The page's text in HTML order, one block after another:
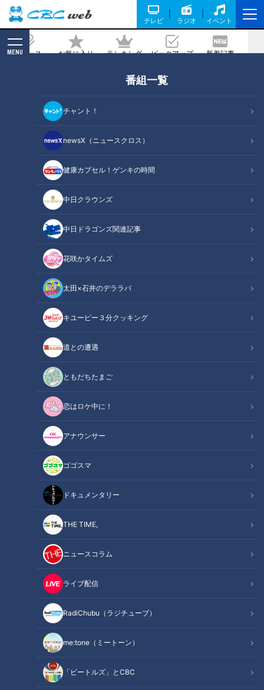
テレビ ラジオ イベント
ニュース お気に入り ランキング ピックアップ 新着記事
MENU
番組一覧
チャント！
newsX（ニュースクロス）
健康カプセル！ゲンキの時間
中日クラウンズ
中日ドラゴンズ関連記事
花咲かタイムズ
太田×石井のデララバ
キユーピー３分クッキング
道との遭遇
ともだちたまご
恋はロケ中に！
アナウンサー
ゴゴスマ
ドキュメンタリー
THE TIME,
ニュースコラム
ライブ配信
RadiChubu（ラジチューブ）
me:tone（ミートーン）
「ビートルズ」とCBC
紹介！“リアル兄弟船”の上で伊勢海老を
食リポ！
記事に戻る
CBCテレビ / TBS『THE TIME，』
この記事の画像（全3枚）
記事に戻る
この記事を見たあなたへのおすすめ
友廣アナの自転車旅｜知多半島
から渥美半島の先端へ！新シリ
ーズ始動 125kmの自転車旅！
【チャント！特集】
まるでウォータースライダー！
近鉄特急「ひのとり」展望席最
前列を初体験